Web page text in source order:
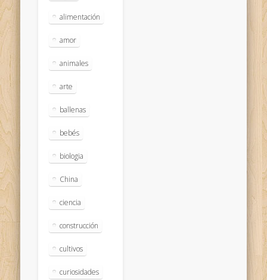
alimentación
amor
animales
arte
ballenas
bebés
biologia
China
ciencia
construcción
cultivos
curiosidades